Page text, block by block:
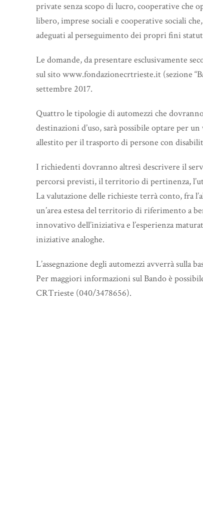
private senza scopo di lucro, cooperative che
libero, imprese sociali e cooperative sociali
adeguati al perseguimento dei propri fini
Le domande, da presentare esclusivamente
sul sito www.fondazionecrtrieste.it (sezione
settembre 2017.
Quattro le tipologie di automezzi che
destinazioni d’uso, sarà possibile optare per
allestito per il trasporto di persone con
I richiedenti dovranno altresì descrivere il
percorsi previsti, il territorio di pertinenza,
La valutazione delle richieste terrà conto, fra
un’area estesa del territorio di riferimento a
innovativo dell’iniziativa e l’esperienza
iniziative analoghe.
L’assegnazione degli automezzi avverrà sulla
Per maggiori informazioni sul Bando è
CRTrieste (040/3478656).